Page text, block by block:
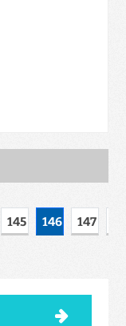
145 146 147